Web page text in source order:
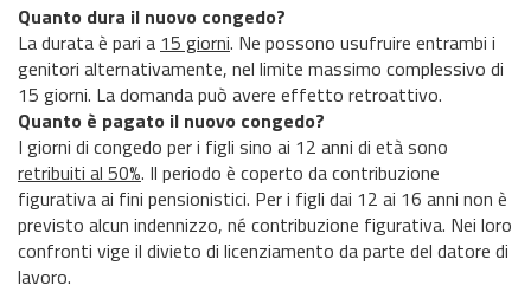
Quanto dura il nuovo congedo?
La durata è pari a 15 giorni. Ne possono usufruire entrambi i
genitori alternativamente, nel limite massimo complessivo di
15 giorni. La domanda può avere effetto retroattivo.
Quanto è pagato il nuovo congedo?
I giorni di congedo per i figli sino ai 12 anni di età sono
retribuiti al 50%. Il periodo è coperto da contribuzione
figurativa ai fini pensionistici. Per i figli dai 12 ai 16 anni non è
previsto alcun indennizzo, né contribuzione figurativa. Nei loro
confronti vige il divieto di licenziamento da parte del datore di
lavoro.